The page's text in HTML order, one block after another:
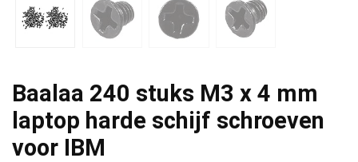
Baalaa 240 stuks M3 x 4 mm
laptop harde schijf schroeven
voor IBM